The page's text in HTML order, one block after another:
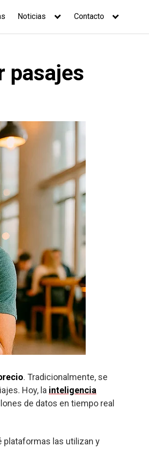
Noticias Contacto
pasajes
. Tradicionalmente, se
Hoy, la inteligencia
de datos en tiempo real
plataformas las utilizan y